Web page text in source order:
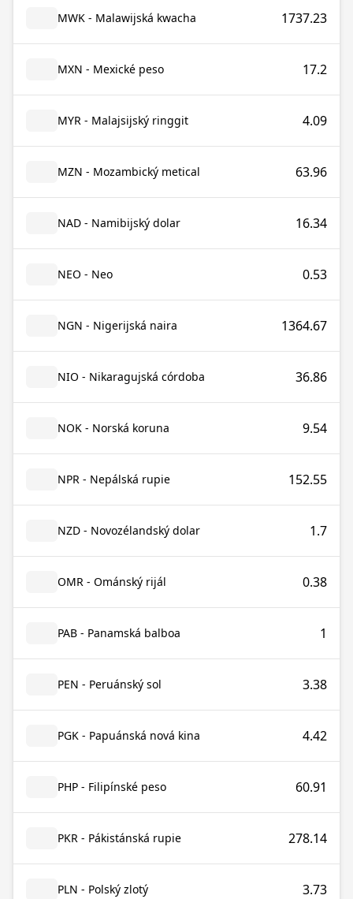
MWK - Malawijská kwacha 1737.23
MXN - Mexické peso 17.2
MYR - Malajsijský ringgit 4.09
MZN - Mozambický metical 63.96
NAD - Namibijský dolar 16.34
NEO - Neo 0.53
NGN - Nigerijská naira 1364.67
NIO - Nikaragujská córdoba 36.86
NOK - Norská koruna 9.54
NPR - Nepálská rupie 152.55
NZD - Novozélandský dolar 1.7
OMR - Ománský rijál 0.38
PAB - Panamská balboa 1
PEN - Peruánský sol 3.38
PGK - Papuánská nová kina 4.42
PHP - Filipínské peso 60.91
PKR - Pákistánská rupie 278.14
PLN - Polský zlotý 3.73